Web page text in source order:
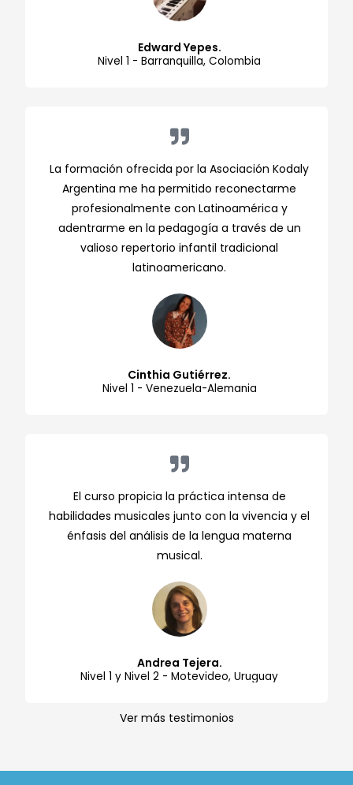
Edward Yepes.
Nivel 1 - Barranquilla, Colombia
La formación ofrecida por la Asociación Kodaly
Argentina me ha permitido reconectarme
profesionalmente con Latinoamérica y
adentrarme en la pedagogía a través de un
valioso repertorio infantil tradicional
latinoamericano.
Cinthia Gutiérrez.
Nivel 1 - Venezuela-Alemania
El curso propicia la práctica intensa de
habilidades musicales junto con la vivencia y el
énfasis del análisis de la lengua materna
musical.
Andrea Tejera.
Nivel 1 y Nivel 2 - Motevideo, Uruguay
Ver más testimonios